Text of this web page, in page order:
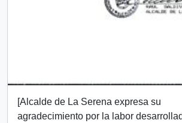
[Alcalde de La Serena expresa su
agradecimiento por la labor